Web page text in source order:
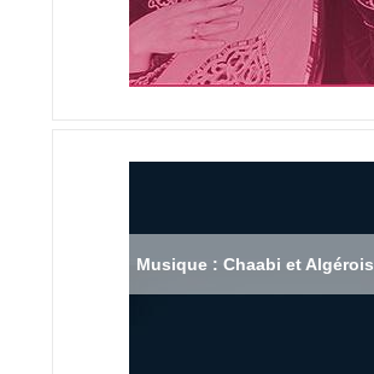
Musique : Chaabi et Algérois